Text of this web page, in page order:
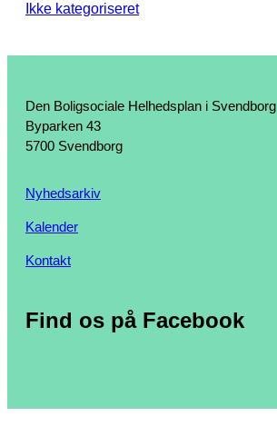
Ikke kategoriseret
Den Boligsociale Helhedsplan i Svendborg
Byparken 43
5700 Svendborg
Nyhedsarkiv
Kalender
Kontakt
Find os på Facebook